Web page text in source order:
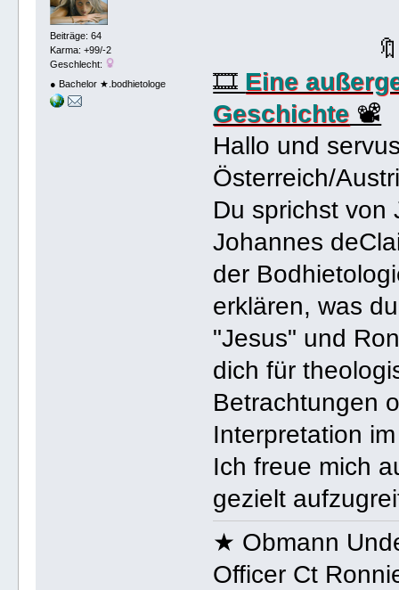
Beiträge: 64
Karma: +99/-2
Geschlecht:
● Bachelor ★.bodhietologe
🎞️ Eine
Geschichte 📽️
Hallo und
Österreich/
Du sprichst von
Johannes
der
erklären, was
"Jesus" und
dich für
Betrachtungen
Interpretation
Ich freue mich
gezielt
★ Obmann
Officer Ct